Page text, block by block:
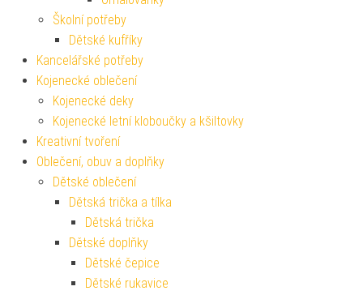
Školní potřeby
Dětské kufříky
Kancelářské potřeby
Kojenecké oblečení
Kojenecké deky
Kojenecké letní kloboučky a kšiltovky
Kreativní tvoření
Oblečení, obuv a doplňky
Dětské oblečení
Dětská trička a tílka
Dětská trička
Dětské doplňky
Dětské čepice
Dětské rukavice